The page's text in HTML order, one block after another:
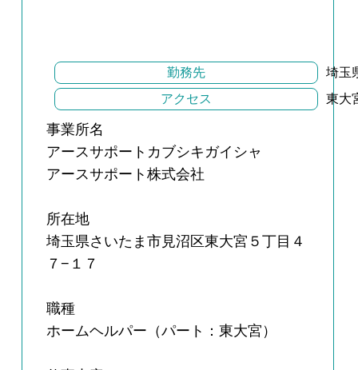
勤務先
埼玉
アクセス
東大
事業所名
アースサポートカブシキガイシャ
アースサポート株式会社
所在地
埼玉県さいたま市見沼区東大宮５丁目４
７−１７
職種
ホームヘルパー（パート：東大宮）